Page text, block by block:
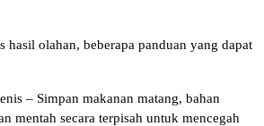
hasil olahan, beberapa panduan yang dapat
– Simpan makanan matang, bahan
mentah secara terpisah untuk mencegah